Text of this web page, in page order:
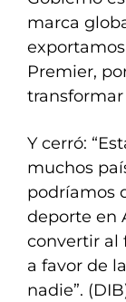
marca
Premier,
Y cerró:
muchos
podríamos
deporte en
convertir al
a favor de
nadie”.